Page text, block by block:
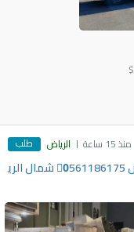
$
منذ 15 ساعة الرياض طلب
دينا التخلص من الأثاث القديم بالرياض 0َ561186175 شمال الري